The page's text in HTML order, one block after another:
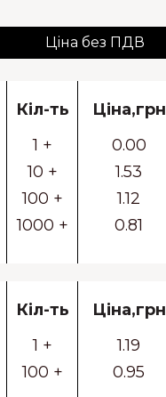
Ціна без ПДВ
Кіл-ть
1 +
10 +
100 +
1000 +
Ціна,грн
0.00
1.53
1.12
0.81
Кіл-ть
1 +
100 +
Ціна,грн
1.19
0.95